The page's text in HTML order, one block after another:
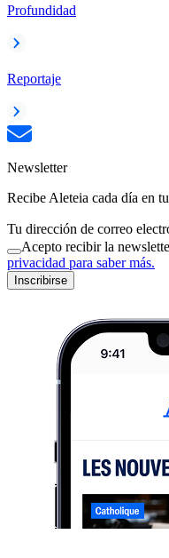
Profundidad
Reportaje
Newsletter
Recibe Aleteia cada día en
Tu dirección de correo
Acepto recibir la
privacidad para saber más.
Inscribirse